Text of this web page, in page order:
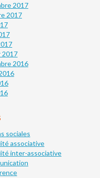
2017
2017
2017
2016
sociales
associative
inter-associative